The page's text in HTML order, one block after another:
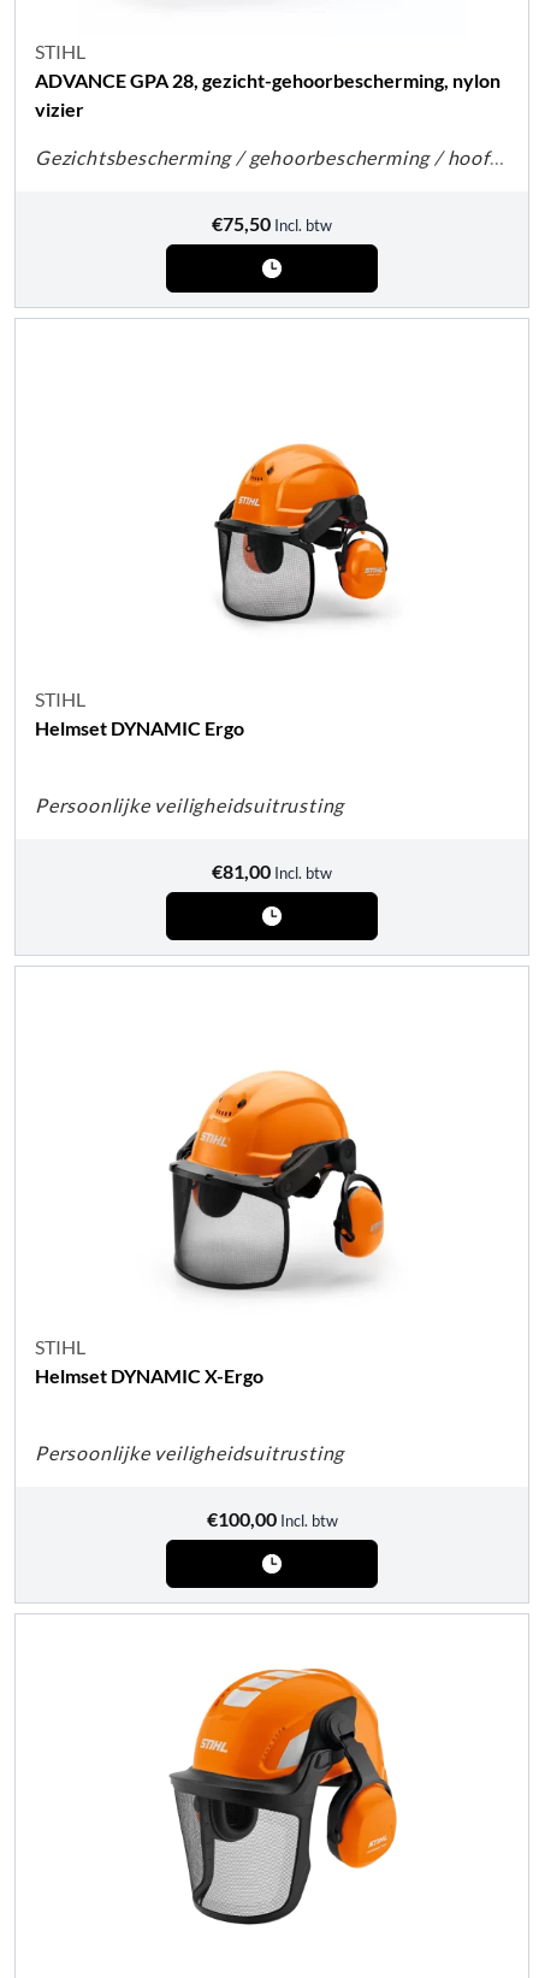
STIHL
ADVANCE GPA 28, gezicht-gehoorbescherming, nylon
vizier
Gezichtsbescherming / gehoorbescherming / hoofdbescherming
€75,50 Incl. btw
STIHL
Helmset DYNAMIC Ergo
Persoonlijke veiligheidsuitrusting
€81,00 Incl. btw
STIHL
Helmset DYNAMIC X-Ergo
Persoonlijke veiligheidsuitrusting
€100,00 Incl. btw